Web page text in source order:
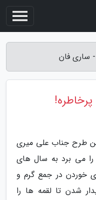
ساری فان
طرح جناب علی میری
می برد به سال های
خوردن در جمع گرم و
شدن تا لقمه ها را